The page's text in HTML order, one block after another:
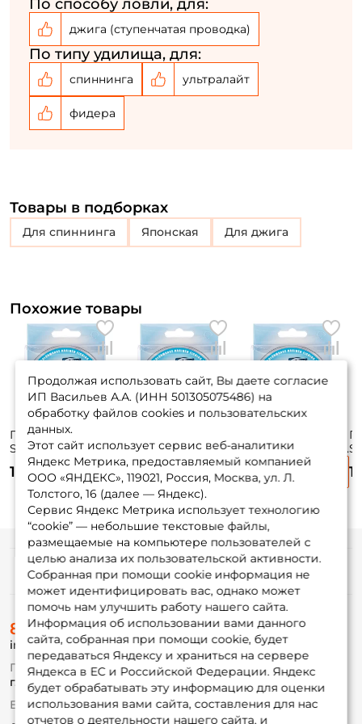
безынерционных (4000 - 6000) катушек ( 0.187 -
0.296 мм.).
Донная ловля (от пикера до хэви - фидера) в
применением дальнего заброса.
По способу ловли, для:
джига (ступенчатая проводка)
По типу удилища, для:
спиннинга ультралайт
фидера
Товары в подборках
для спиннинга Японская Для джига
Похожие товары
Плетёный шнур
Sufix Ice Braid 50м.
0.16мм. BLUE
1 190 ₽
Sufix Ice Braid 50м.
0.20мм. BLUE
1 190 ₽
Sufix Ice Braid 50м.
0.24мм. BLUE
1 190 ₽ 1
Продолжая использовать сайт, Вы даете согласие
ИП Васильев А.А. (ИНН 501305075486) на
обработку файлов cookies и пользовательских
данных.
Этот сайт использует сервис веб-аналитики
Яндекс Метрика, предоставляемый компанией
ООО «ЯНДЕКС», 119021, Россия, Москва, ул. Л.
Толстого, 16 (далее — Яндекс).
Сервис Яндекс Метрика использует технологию
“cookie” — небольшие текстовые файлы,
размещаемые на компьютере пользователей с
целью анализа их пользовательской активности.
Собранная при помощи cookie информация не
может идентифицировать вас, однако может
помочь нам улучшить работу нашего сайта.
Информация об использовании вами данного
сайта, собранная при помощи cookie, будет
передаваться Яндексу и храниться на сервере
Яндекса в ЕС и Российской Федерации. Яндекс
будет обрабатывать эту информацию для оценки
использования вами сайта, составления для нас
отчетов о деятельности нашего сайта, и
Информация
О магазине
Доставка
Оплата
Fox-bonus
Гуру
Партнерская программа
8 (495) 532-77-88
info@foxfishing.ru
По вопросам с заказом
г. Москва, ул. Плеханова д.7
Ежедневно 10:00 до 20:00